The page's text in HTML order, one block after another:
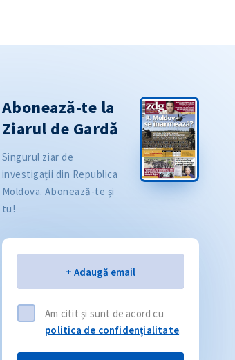
Abonează-te la
Ziarul de Gardă
Singurul ziar de
investigații din Republica
Moldova. Abonează-te și
tu!
+ Adaugă email
Am citit și sunt de acord cu
politica de confidențialitate.